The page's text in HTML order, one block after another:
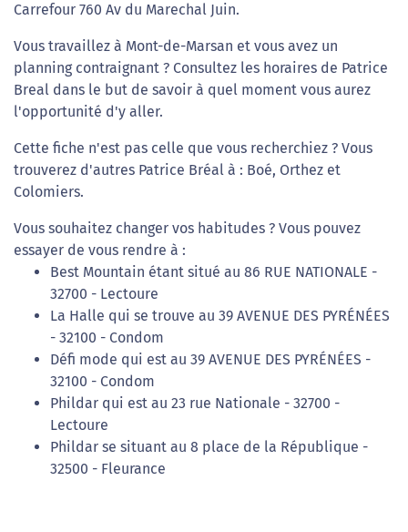
Carrefour 760 Av du Marechal Juin.
Vous travaillez à Mont-de-Marsan et vous avez un
planning contraignant ? Consultez les horaires de Patrice
Breal dans le but de savoir à quel moment vous aurez
l'opportunité d'y aller.
Cette fiche n'est pas celle que vous recherchiez ? Vous
trouverez d'autres Patrice Bréal à : Boé, Orthez et
Colomiers.
Vous souhaitez changer vos habitudes ? Vous pouvez
essayer de vous rendre à :
Best Mountain étant situé au 86 RUE NATIONALE -
32700 - Lectoure
La Halle qui se trouve au 39 AVENUE DES PYRÉNÉES
- 32100 - Condom
Défi mode qui est au 39 AVENUE DES PYRÉNÉES -
32100 - Condom
Phildar qui est au 23 rue Nationale - 32700 -
Lectoure
Phildar se situant au 8 place de la République -
32500 - Fleurance